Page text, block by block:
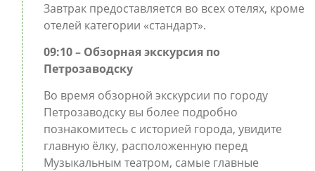
Завтрак предоставляется во всех отелях, кроме
отелей категории «стандарт».
09:10 – Обзорная экскурсия по
Петрозаводску
Во время обзорной экскурсии по городу
Петрозаводску вы более подробно
познакомитесь с историей города, увидите
главную ёлку, расположенную перед
Музыкальным театром, самые главные